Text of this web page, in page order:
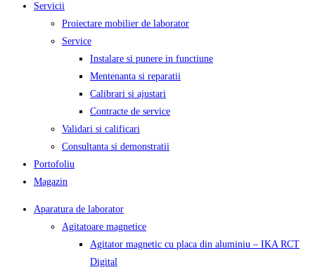
Servicii
Proiectare mobilier de laborator
Service
Instalare si punere in functiune
Mentenanta si reparatii
Calibrari si ajustari
Contracte de service
Validari si calificari
Consultanta si demonstratii
Portofoliu
Magazin
Aparatura de laborator
Agitatoare magnetice
Agitator magnetic cu placa din aluminiu – IKA RCT
Digital